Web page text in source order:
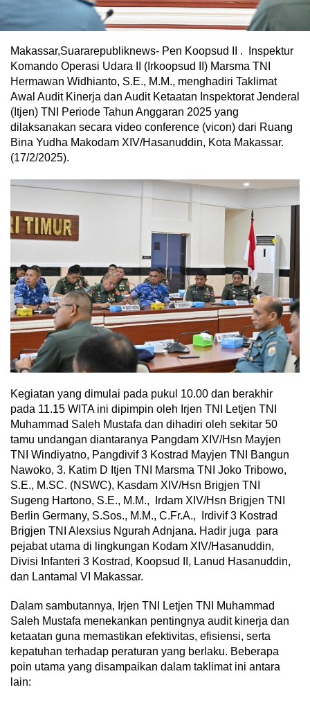
Makassar,Suararepubliknews- Pen Koopsud II . Inspektur
Komando Operasi Udara II (Irkoopsud II) Marsma TNI
Hermawan Widhianto, S.E., M.M., menghadiri Taklimat
Awal Audit Kinerja dan Audit Ketaatan Inspektorat Jenderal
(Itjen) TNI Periode Tahun Anggaran 2025 yang
dilaksanakan secara video conference (vicon) dari Ruang
Bina Yudha Makodam XIV/Hasanuddin, Kota Makassar.
(17/2/2025).
Kegiatan yang dimulai pada pukul 10.00 dan berakhir
pada 11.15 WITA ini dipimpin oleh Irjen TNI Letjen TNI
Muhammad Saleh Mustafa dan dihadiri oleh sekitar 50
tamu undangan diantaranya Pangdam XIV/Hsn Mayjen
TNI Windiyatno, Pangdivif 3 Kostrad Mayjen TNI Bangun
Nawoko, 3. Katim D Itjen TNI Marsma TNI Joko Tribowo,
S.E., M.SC. (NSWC), Kasdam XIV/Hsn Brigjen TNI
Sugeng Hartono, S.E., M.M., Irdam XIV/Hsn Brigjen TNI
Berlin Germany, S.Sos., M.M., C.Fr.A., Irdivif 3 Kostrad
Brigjen TNI Alexsius Ngurah Adnjana. Hadir juga para
pejabat utama di lingkungan Kodam XIV/Hasanuddin,
Divisi Infanteri 3 Kostrad, Koopsud II, Lanud Hasanuddin,
dan Lantamal VI Makassar.
Dalam sambutannya, Irjen TNI Letjen TNI Muhammad
Saleh Mustafa menekankan pentingnya audit kinerja dan
ketaatan guna memastikan efektivitas, efisiensi, serta
kepatuhan terhadap peraturan yang berlaku. Beberapa
poin utama yang disampaikan dalam taklimat ini antara
lain: